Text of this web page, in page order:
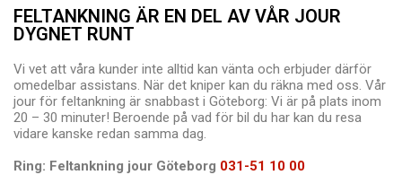
FELTANKNING ÄR EN DEL AV VÅR JOUR
DYGNET RUNT
Vi vet att våra kunder inte alltid kan vänta och erbjuder därför
omedelbar assistans. När det kniper kan du räkna med oss. Vår
jour för feltankning är snabbast i Göteborg: Vi är på plats inom
20 – 30 minuter! Beroende på vad för bil du har kan du resa
vidare kanske redan samma dag.
Ring: Feltankning jour Göteborg 031-51 10 00